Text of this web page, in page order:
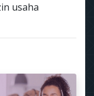
usaha